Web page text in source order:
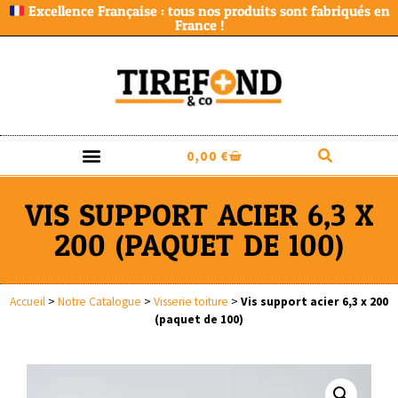
Excellence Française : tous nos produits sont fabriqués en
France !
0,00 €
VIS SUPPORT ACIER 6,3 X
200 (PAQUET DE 100)
Accueil > Notre Catalogue > Visserie toiture > Vis support acier 6,3 x 200
(paquet de 100)